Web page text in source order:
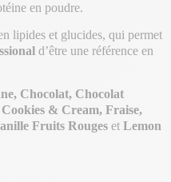
en poudre.
lipides et glucides, qui permet
d’être une référence en
Chocolat, Chocolat
& Cream, Fraise,
Fruits Rouges et Lemon